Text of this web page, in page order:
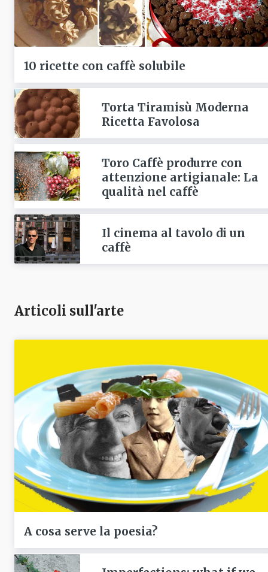
10 ricette con caffè solubile
Torta Tiramisù Moderna
Ricetta Favolosa
Toro Caffè produrre con
attenzione artigianale: La
qualità nel caffè
Il cinema al tavolo di un
caffè
Articoli sull'arte
A cosa serve la poesia?